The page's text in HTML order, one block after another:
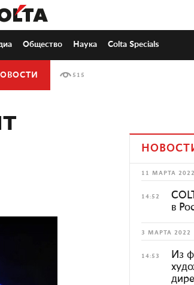
Общество Наука Colta Specials
515
11 МАРТА 2022
14:52
в
3 МАРТА 2022
14:53
Из